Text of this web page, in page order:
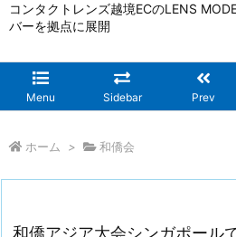
コンタクトレンズ越境ECのLENS
バーを拠点に展開
Menu Sidebar Prev
ホーム > 和僑会
和僑アジア大会シンガポール